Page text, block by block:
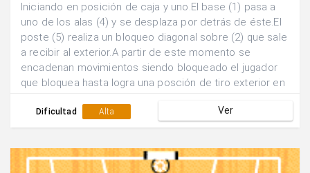
Iniciando en posición de caja y uno.El base (1) pasa a
uno de los alas (4) y se desplaza por detrás de éste.El
poste (5) realiza un bloqueo diagonal sobre (2) que sale
a recibir al exterior.A partir de este momento se
encadenan movimientos siendo bloqueado el jugador
que bloquea hasta logra una posción de tiro exterior en
Dificultad Alta Ver